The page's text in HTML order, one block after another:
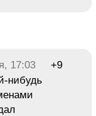
17:03
+9
нибудь